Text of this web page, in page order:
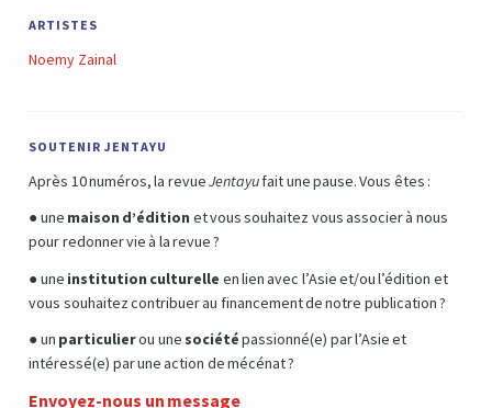
ARTISTES
Noemy Zainal
SOUTENIR JENTAYU
Après 10 numéros, la revueJentayufait une pause. Vous êtes :
● une maison d’édition et vous souhaitez vous associer à nous
pour redonner vie à la revue ?
● une institution culturelle en lien avec l’Asie et/ou l’édition et
vous souhaitez contribuer au financement de notre publication ?
● un particulierou une sociétépassionné(e) par l’Asie et
intéressé(e) par une action de mécénat ?
Envoyez-nous un message